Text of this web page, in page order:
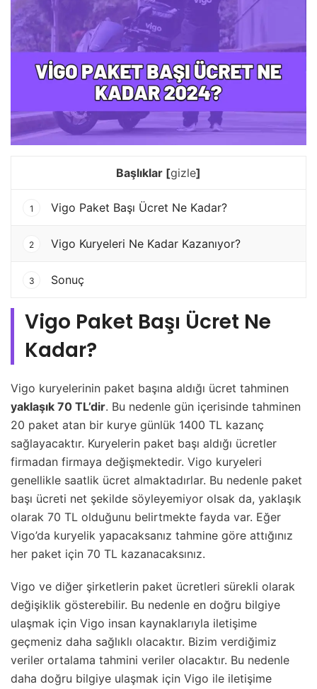
Başlıklar [gizle]
1 Vigo Paket Başı Ücret Ne Kadar?
2 Vigo Kuryeleri Ne Kadar Kazanıyor?
3 Sonuç
Vigo Paket Başı Ücret Ne
Kadar?
Vigo kuryelerinin paket başına aldığı ücret tahminen
yaklaşık 70 TL’dir. Bu nedenle gün içerisinde tahminen
20 paket atan bir kurye günlük 1400 TL kazanç
sağlayacaktır. Kuryelerin paket başı aldığı ücretler
firmadan firmaya değişmektedir. Vigo kuryeleri
genellikle saatlik ücret almaktadırlar. Bu nedenle paket
başı ücreti net şekilde söyleyemiyor olsak da, yaklaşık
olarak 70 TL olduğunu belirtmekte fayda var. Eğer
Vigo’da kuryelik yapacaksanız tahmine göre attığınız
her paket için 70 TL kazanacaksınız.
Vigo ve diğer şirketlerin paket ücretleri sürekli olarak
değişiklik gösterebilir. Bu nedenle en doğru bilgiye
ulaşmak için Vigo insan kaynaklarıyla iletişime
geçmeniz daha sağlıklı olacaktır. Bizim verdiğimiz
veriler ortalama tahmini veriler olacaktır. Bu nedenle
daha doğru bilgiye ulaşmak için Vigo ile iletişime